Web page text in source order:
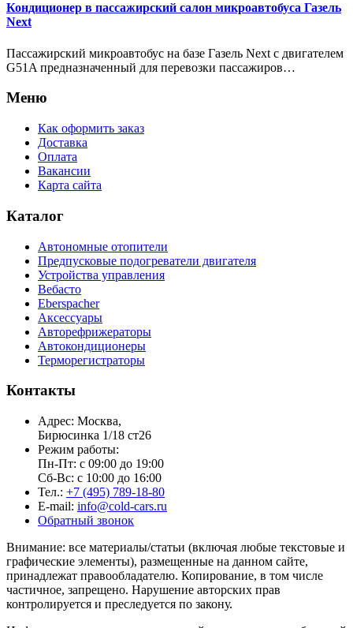
Кондиционер в пассажирский салон микроавтобуса Газель
Next
Пассажирский микроавтобус на базе Газель Next с двигателем
G51A предназначенный для перевозки пассажиров…
Меню
Как оформить заказ
Доставка
Оплата
Вакансии
Карта сайта
Каталог
Автономные отопители
Предпусковые подогреватели двигателя
Устройства управления
Вебасто
Eberspacher
Аксессуары
Авторефрижераторы
Автокондиционеры
Терморегистраторы
Контакты
Адрес: Москва,
Бирюсинка 1/18 ст26 ​
Режим работы:
Пн-Пт: с 09:00 до 19:00
Сб-Вс: с 10:00 до 16:00
Тел.: +7 (495) 789-18-80
E-mail: info@cold-cars.ru
Обратный звонок
Внимание: все материалы/статьи (включая любые текстовые и
графические элементы), размещенные на данном сайте,
принадлежат правообладателю. Копирование, в том числе
частичное, запрещено. Нарушение авторских прав
контролируется и преследуется по закону.